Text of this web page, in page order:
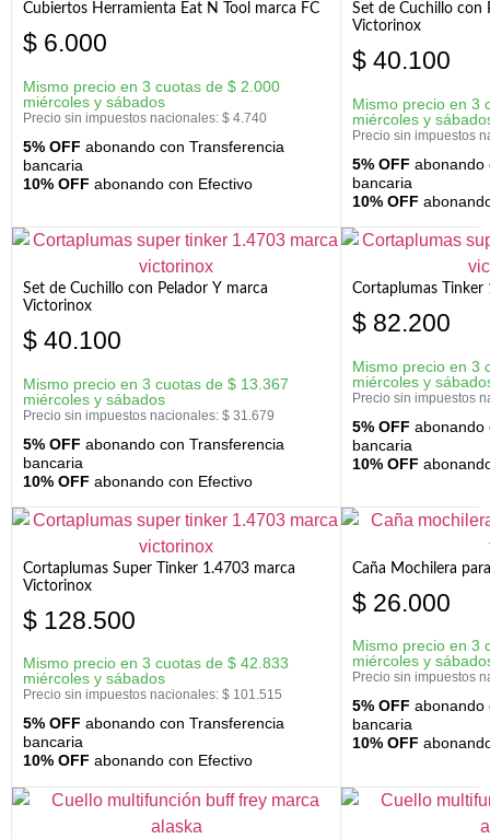
Cubiertos Herramienta Eat N Tool marca FC
$ 6.000
Mismo precio en 3 cuotas de $ 2.000
miércoles y sábados
Precio sin impuestos nacionales: $ 4.740
5% OFF abonando con Transferencia
bancaria
10% OFF abonando con Efectivo
Set de Cuchillo con
Victorinox
$ 40.100
Mismo precio en 3
miércoles y
Precio sin impuestos
5% OFF abonando
bancaria
10% OFF
Set de Cuchillo con Pelador Y marca
Victorinox
$ 40.100
Mismo precio en 3 cuotas de $ 13.367
miércoles y sábados
Precio sin impuestos nacionales: $ 31.679
5% OFF abonando con Transferencia
bancaria
10% OFF abonando con Efectivo
Cortaplumas
$ 82.200
Mismo precio en 3
miércoles y
Precio sin impuestos
5% OFF abonando
bancaria
10% OFF
Cortaplumas Super Tinker 1.4703 marca
Victorinox
$ 128.500
Mismo precio en 3 cuotas de $ 42.833
miércoles y sábados
Precio sin impuestos nacionales: $ 101.515
5% OFF abonando con Transferencia
bancaria
10% OFF abonando con Efectivo
Caña Mochilera
$ 26.000
Mismo precio en 3
miércoles y
Precio sin impuestos
5% OFF abonando
bancaria
10% OFF